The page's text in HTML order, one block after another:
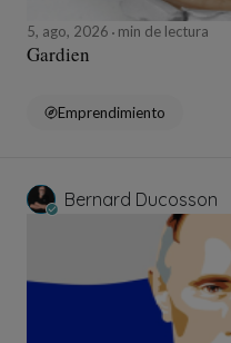
5, ago, 2026 min de lectura
Gardien
Emprendimiento
Bernard Ducosson